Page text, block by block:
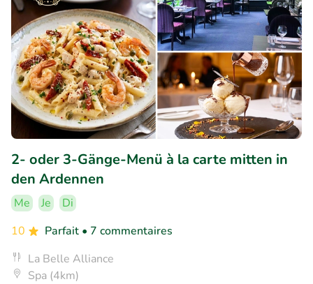
2- oder 3-Gänge-Menü à la carte mitten in
den Ardennen
Me Je
Di
10
Parfait • 7 commentaires
La Belle Alliance
Spa (4km)